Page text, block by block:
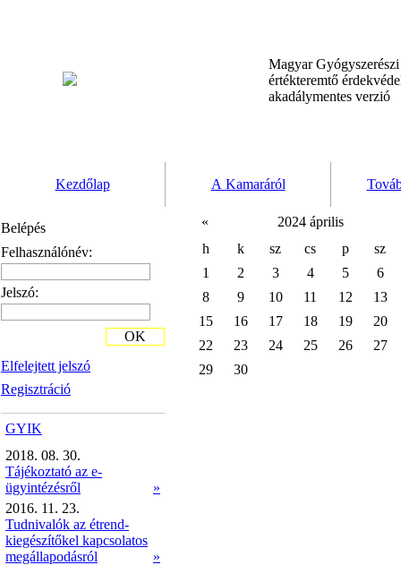
Magyar
értékteremtő
akadálymentes verzió
Kezdőlap A Kamaráról
Belépés
Felhasználónév:
Jelszó:
Elfelejtett jelszó
Regisztráció
OK
GYIK
2018. 08. 30.
Tájékoztató az e-
ügyintézésről
»
2016. 11. 23.
Tudnivalók az étrend-
kiegészítőkel kapcsolatos
megállapodásról
»
«
2024 április
h
k sz cs p
sz
1
2 3 4 5
6
8
9 10 11 12
13
15
16 17 18 19
20
22
23 24 25 26
27
29
30